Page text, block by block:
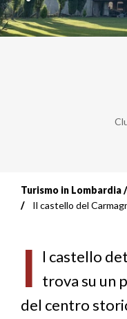
Briciole
pane
Turismo in Lombardia
Il castello del
I l castello
trova su un
del centro